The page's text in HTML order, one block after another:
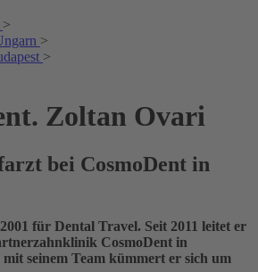
>
>
>
Zoltan Ovari
bei CosmoDent in
für Dental Travel. Seit 2011 leitet er
CosmoDent in
mit seinem Team kümmert er sich um